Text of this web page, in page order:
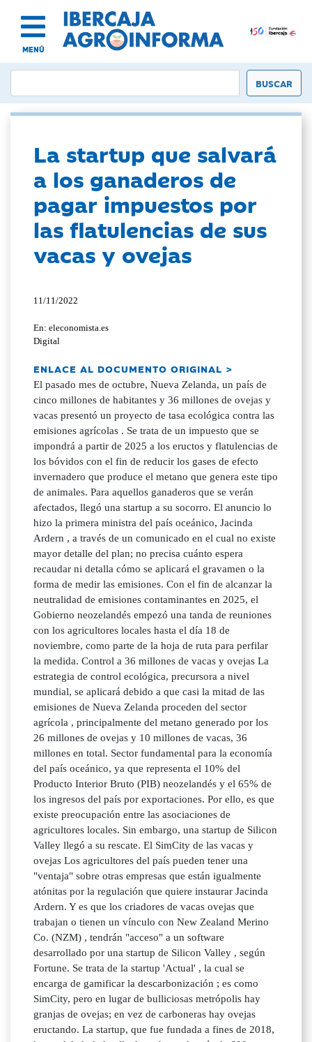
MENÚ
La startup que salvará
a los ganaderos de
pagar impuestos por
las flatulencias de sus
vacas y ovejas
11/11/2022
En: eleconomista.es
Digital
ENLACE AL DOCUMENTO ORIGINAL >
El pasado mes de octubre, Nueva Zelanda, un país de
cinco millones de habitantes y 36 millones de ovejas y
vacas presentó un proyecto de tasa ecológica contra las
emisiones agrícolas . Se trata de un impuesto que se
impondrá a partir de 2025 a los eructos y flatulencias de
los bóvidos con el fin de reducir los gases de efecto
invernadero que produce el metano que genera este tipo
de animales. Para aquellos ganaderos que se verán
afectados, llegó una startup a su socorro. El anuncio lo
hizo la primera ministra del país oceánico, Jacinda
Ardern , a través de un comunicado en el cual no existe
mayor detalle del plan; no precisa cuánto espera
recaudar ni detalla cómo se aplicará el gravamen o la
forma de medir las emisiones. Con el fin de alcanzar la
neutralidad de emisiones contaminantes en 2025, el
Gobierno neozelandés empezó una tanda de reuniones
con los agricultores locales hasta el día 18 de
noviembre, como parte de la hoja de ruta para perfilar
la medida. Control a 36 millones de vacas y ovejas La
estrategia de control ecológica, precursora a nivel
mundial, se aplicará debido a que casi la mitad de las
emisiones de Nueva Zelanda proceden del sector
agrícola , principalmente del metano generado por los
26 millones de ovejas y 10 millones de vacas, 36
millones en total. Sector fundamental para la economía
del país oceánico, ya que representa el 10% del
Producto Interior Bruto (PIB) neozelandés y el 65% de
los ingresos del país por exportaciones. Por ello, es que
existe preocupación entre las asociaciones de
agricultores locales. Sin embargo, una startup de Silicon
Valley llegó a su rescate. El SimCity de las vacas y
ovejas Los agricultores del país pueden tener una
"ventaja" sobre otras empresas que están igualmente
atónitas por la regulación que quiere instaurar Jacinda
Ardern. Y es que los criadores de vacas ovejas que
trabajan o tienen un vínculo con New Zealand Merino
Co. (NZM) , tendrán "acceso" a un software
desarrollado por una startup de Silicon Valley , según
Fortune. Se trata de la startup 'Actual' , la cual se
encarga de gamificar la descarbonización ; es como
SimCity, pero en lugar de bulliciosas metrópolis hay
granjas de ovejas; en vez de carboneras hay ovejas
eructando. La startup, que fue fundada a fines de 2018,